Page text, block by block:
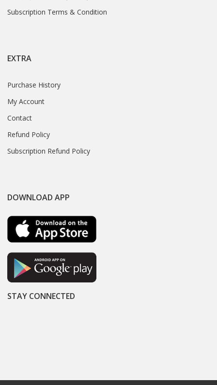
Subscription Terms & Condition
EXTRA
Purchase History
My Account
Contact
Refund Policy
Subscription Refund Policy
DOWNLOAD APP
STAY CONNECTED